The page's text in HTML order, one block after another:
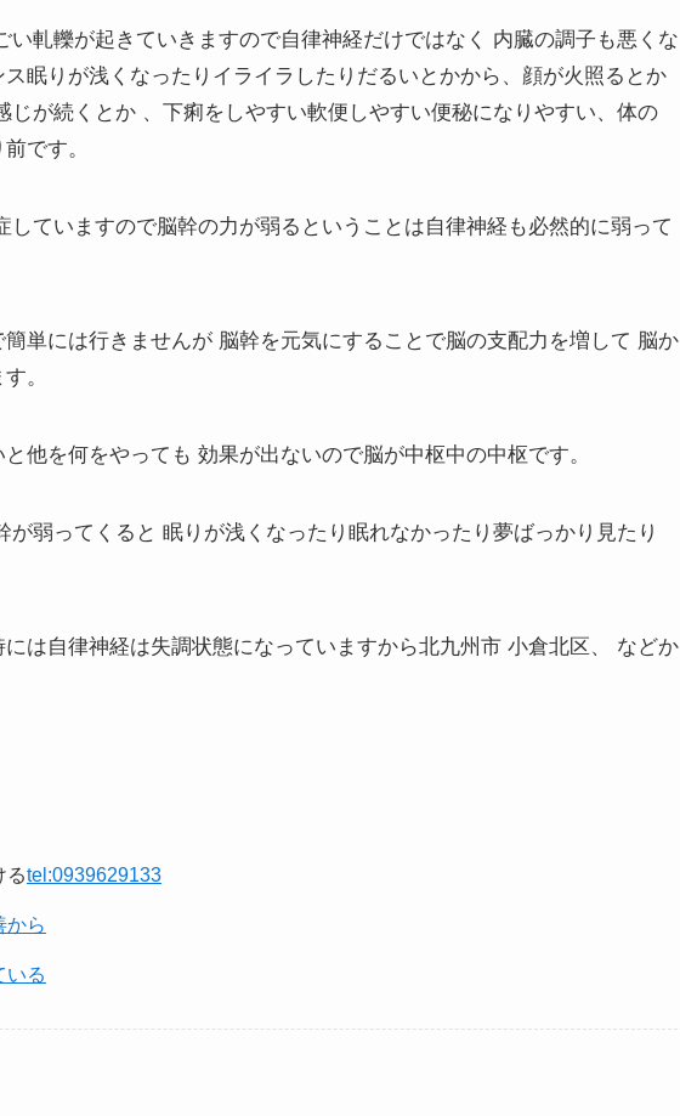
い軋轢が起きていきますので自律神経だけではなく 内臓の調子も悪くな
眠りが浅くなったりイライラしたりだるいとかから、顔が火照るとか
じが続くとか 、下痢をしやすい軟便しやすい便秘になりやすい、体の
です。
していますので脳幹の力が弱るということは自律神経も必然的に弱って
単には行きませんが 脳幹を元気にすることで脳の支配力を増して 脳か
。
他を何をやっても 効果が出ないので脳が中枢中の中枢です。
が弱ってくると 眠りが浅くなったり眠れなかったり夢ばっかり見たり
は自律神経は失調状態になっていますから北九州市 小倉北区、 などか
るtel:0939629133
から
いる